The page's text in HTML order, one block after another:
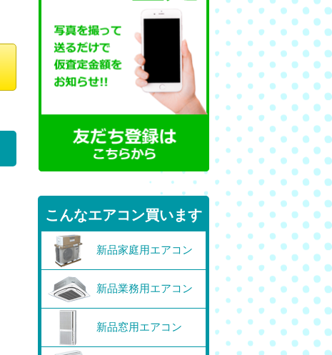
こんなエアコン買います
新品家庭用エアコン
新品業務用エアコン
新品窓用エアコン